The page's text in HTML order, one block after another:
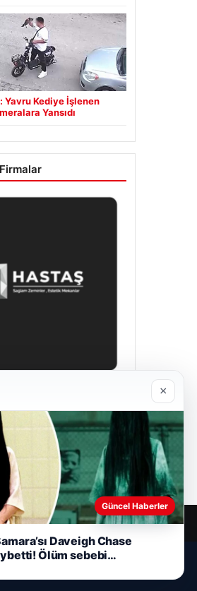
Yavru Kediye İşlenen
Yansıdı
×
Güncel Haberler
Daveigh Chase
Ölüm sebebi…